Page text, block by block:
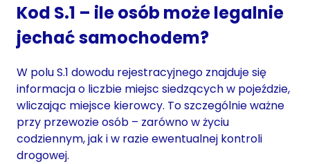
Kod S.1 – ile osób może legalnie
jechać samochodem?
W polu S.1 dowodu rejestracyjnego znajduje się
informacja o liczbie miejsc siedzących w pojeździe,
wliczając miejsce kierowcy. To szczególnie ważne
przy przewozie osób – zarówno w życiu
codziennym, jak i w razie ewentualnej kontroli
drogowej.